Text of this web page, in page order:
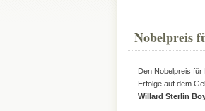
Nobelpreis
Den Nobelpreis
Erfolge auf dem
Willard Sterlin